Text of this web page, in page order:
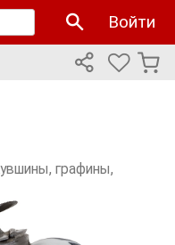
улучшения работы
пользоваться сайтом
использования
Войти
графины,